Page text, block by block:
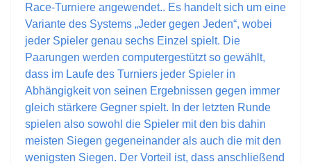
Race-Turniere angewendet.. Es handelt sich um eine
Variante des Systems „Jeder gegen Jeden“, wobei
jeder Spieler genau sechs Einzel spielt. Die
Paarungen werden computergestützt so gewählt,
dass im Laufe des Turniers jeder Spieler in
Abhängigkeit von seinen Ergebnissen gegen immer
gleich stärkere Gegner spielt. In der letzten Runde
spielen also sowohl die Spieler mit den bis dahin
meisten Siegen gegeneinander als auch die mit den
wenigsten Siegen. Der Vorteil ist, dass anschließend